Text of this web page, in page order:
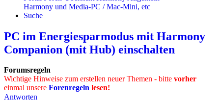
Harmony und Media-PC / Mac-Mini, etc
Suche
PC im Energiesparmodus mit Harmony
Companion (mit Hub) einschalten
Forumsregeln
Wichtige Hinweise zum erstellen neuer Themen - bitte vorher
einmal unsere Forenregeln lesen!
Antworten